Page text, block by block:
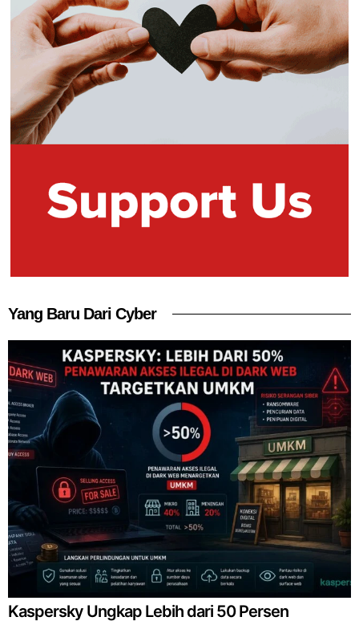
Yang Baru Dari Cyber
Kaspersky Ungkap Lebih dari 50 Persen